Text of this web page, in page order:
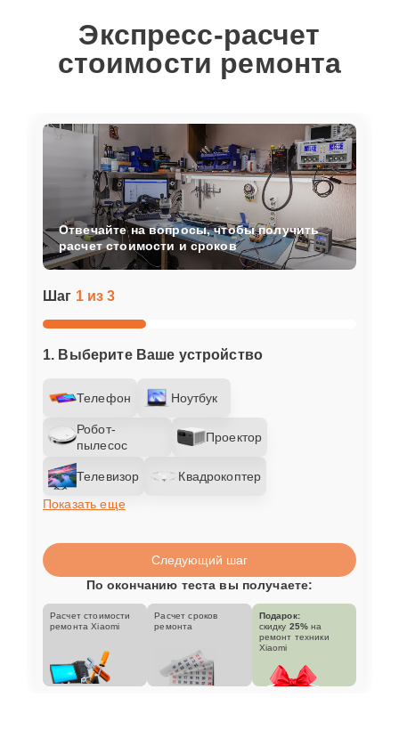
Экспресс-расчет
стоимости ремонта
Шаг 1 из 3
1. Выберите Ваше устройство
Телефон Ноутбук
Робот-
пылесос
Проектор
Телевизор
Квадрокоптер
Показать еще
Отвечайте на вопросы, чтобы получить
расчет стоимости и сроков
Следующий шаг
По окончанию теста вы получаете:
Расчет стоимости
ремонта Xiaomi
Расчет сроков
ремонта
Подарок:
скидку 25% на
ремонт техники
Xiaomi